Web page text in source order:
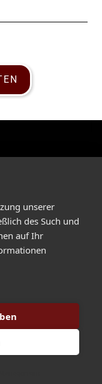
/ Germany
rights reserved 2025.
unserer
des Such und
auf Ihr